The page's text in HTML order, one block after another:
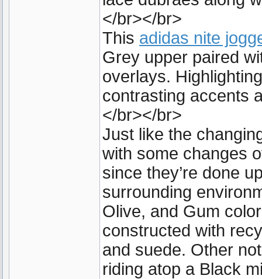
</br></br>
This adidas nite
Grey upper paired
overlays.
contrasting accents
</br></br>
Just like the
with some changes
since they’re done
surrounding
Olive, and Gum
constructed with
and suede. Other
riding atop a Black